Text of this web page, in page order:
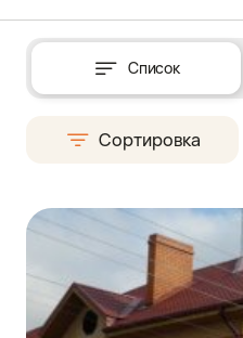
Сортировка
Список